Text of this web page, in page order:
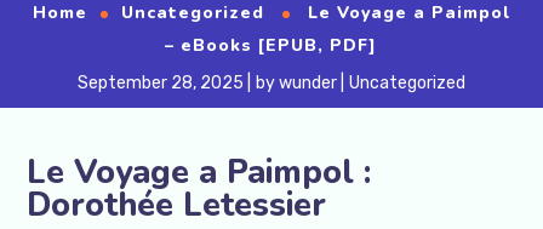
Home Uncategorized
Le Voyage a Paimpol
– eBooks [EPUB, PDF]
September 28, 2025 bywunder Uncategorized
Le Voyage a Paimpol :
Dorothée Letessier